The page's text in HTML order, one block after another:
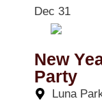
Dec 31
New
Party
Luna